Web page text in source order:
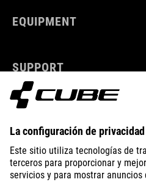
EQUIPMENT
SUPPORT
ABOUT US
EXPLORE